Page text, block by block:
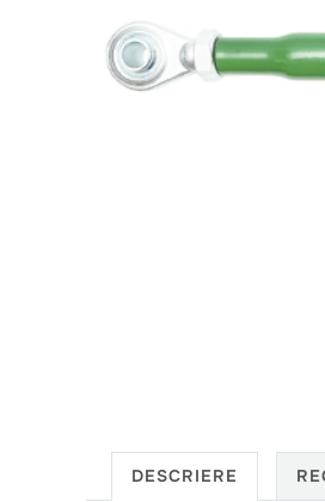
DESCRIERE